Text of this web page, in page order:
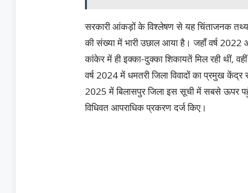
​सरकारी आंकड़ों के विश्लेषण से यह चिंताजनक तथ्य
की संख्या में भारी उछाल आया है। जहाँ वर्ष
कांकेर में ही इक्का-दुक्का शिकायतें मिल रही थीं,
वर्ष 2024 में धमतरी जिला विवादों का प्रमुख
2025 में बिलासपुर जिला इस सूची में सबसे ऊपर
विधिवत आपराधिक प्रकरण दर्ज किए।